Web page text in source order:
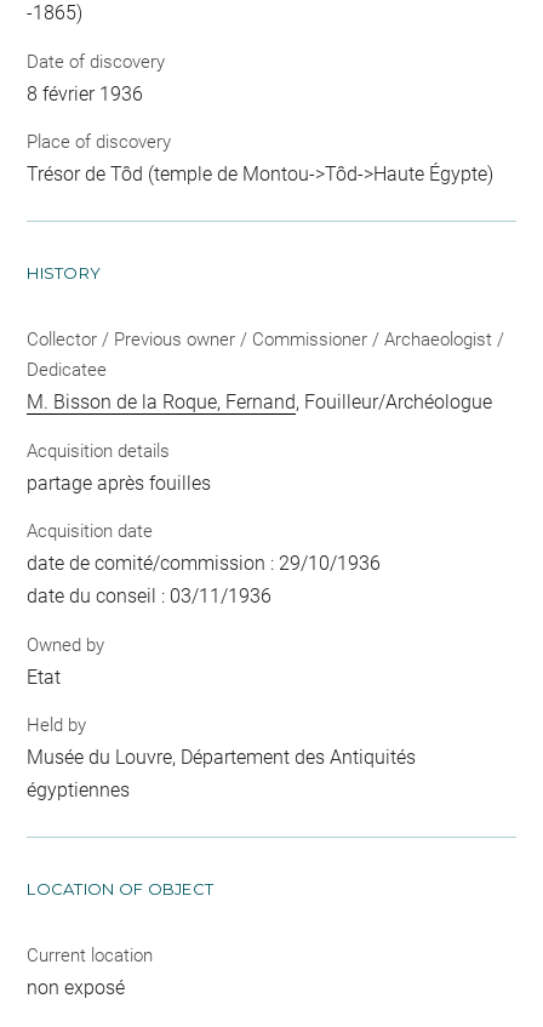
-1865)
Date of discovery
8 février 1936
Place of discovery
Trésor de Tôd (temple de Montou->Tôd->Haute Égypte)
HISTORY
Collector / Previous owner / Commissioner / Archaeologist /
Dedicatee
M. Bisson de la Roque, Fernand, Fouilleur/Archéologue
Acquisition details
partage après fouilles
Acquisition date
date de comité/commission : 29/10/1936
date du conseil : 03/11/1936
Owned by
Etat
Held by
Musée du Louvre, Département des Antiquités
égyptiennes
LOCATION OF OBJECT
Current location
non exposé